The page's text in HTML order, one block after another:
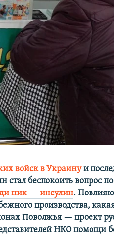
войск в Украинуи
стал беспокоить вопрос
них — инсулин.
производства,
Поволжья — проект
НКО помощи